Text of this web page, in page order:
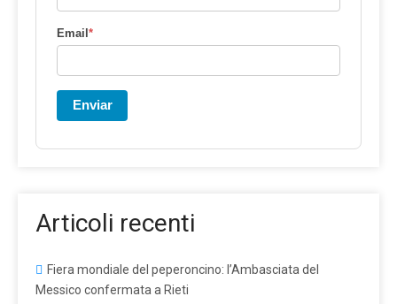
Email *
Enviar
Articoli recenti
Fiera mondiale del peperoncino: l’Ambasciata del
Messico confermata a Rieti